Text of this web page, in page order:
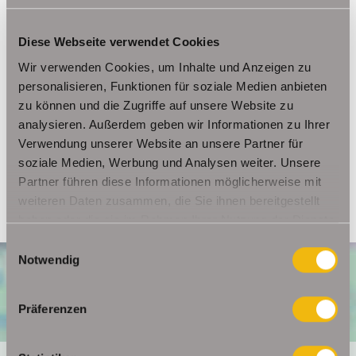
Diese Webseite verwendet Cookies
Wir verwenden Cookies, um Inhalte und Anzeigen zu
personalisieren, Funktionen für soziale Medien anbieten
zu können und die Zugriffe auf unsere Website zu
analysieren. Außerdem geben wir Informationen zu Ihrer
Verwendung unserer Website an unsere Partner für
soziale Medien, Werbung und Analysen weiter. Unsere
Partner führen diese Informationen möglicherweise mit
weiteren Daten zusammen, die Sie ihnen bereitgestellt
haben oder die sie im Rahmen Ihrer Nutzung der Dienste
Einwilligungsauswahl
Notwendig
Präferenzen
Ansprechpartner
Frau Beate Schelkmann
Telefon: 004936124036202
Telefax: 004936124026179
Mobil: 00491714769991
info@schelkmann.de